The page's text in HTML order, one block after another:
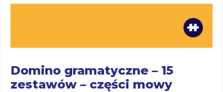
Domino gramatyczne – 15
zestawów – części mowy